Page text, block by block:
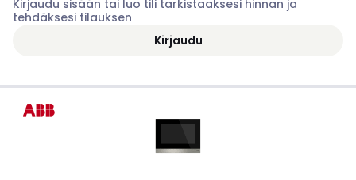
Kirjaudu sisään tai luo tili tarkistaaksesi hinnan ja
tehdäksesi tilauksen
Kirjaudu